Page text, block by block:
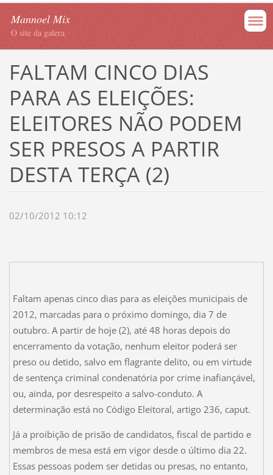
Mannoel Mix
O site da galera
FALTAM CINCO DIAS
PARA AS ELEIÇÕES:
ELEITORES NÃO PODEM
SER PRESOS A PARTIR
DESTA TERÇA (2)
02/10/2012 10:12
Faltam apenas cinco dias para as eleições municipais de
2012, marcadas para o próximo domingo, dia 7 de
outubro. A partir de hoje (2), até 48 horas depois do
encerramento da votação, nenhum eleitor poderá ser
preso ou detido, salvo em flagrante delito, ou em virtude
de sentença criminal condenatória por crime inafiançável,
ou, ainda, por desrespeito a salvo-conduto. A
determinação está no Código Eleitoral, artigo 236, caput.
Já a proibição de prisão de candidatos, fiscal de partido e
membros de mesa está em vigor desde o último dia 22.
Essas pessoas podem ser detidas ou presas, no entanto,